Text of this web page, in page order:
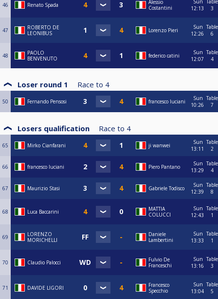
46 Renato Spada
Alessio
Costantini
Sun
12:13
Table
3
47
ROBERTO DE
LEONIBUS
Lorenzo Pieri
Sun
12:26
Table
6
48
PAOLO
BENVENUTO
federico catini
Sun
12:07
Table
4
Loser round 1 Race to 4
50 Fernando Pensosi francesco luciani
Sun
10:26
Table
7
Losers qualification Race to 4
65 Mirko Cianfarani ji wanwei
Sun
13:11
Table
2
66 francesco luciani Piero Pantano
Sun
13:29
Table
4
67 Maurizio Stasi Gabriele Todisco
Sun
12:39
Table
8
68 Luca Baccarini
MATTIA
COLUCCI
Sun
12:43
Table
1
69
LORENZO
MORICHELLI
Daniele
Lambertini
Sun
13:33
Table
1
70 Claudio Palocci
Fulvio De
Franceschi
Sun
13:16
Table
3
71 DAVIDE LIGORI
Francesco
Specchio
Sun
13:04
Table
5